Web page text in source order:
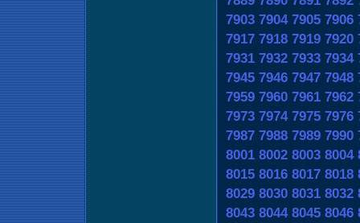
7903 7904 7905 7906
7917 7918 7919 7920
7931 7932 7933 7934
7945 7946 7947 7948
7959 7960 7961 7962
7973 7974 7975 7976
7987 7988 7989 7990
8001 8002 8003 8004
8015 8016 8017 8018
8029 8030 8031 8032
8043 8044 8045 8046